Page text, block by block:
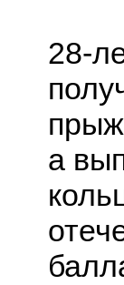
28-
а